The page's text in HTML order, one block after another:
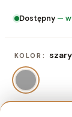
Dostępny —
KOLOR: szary